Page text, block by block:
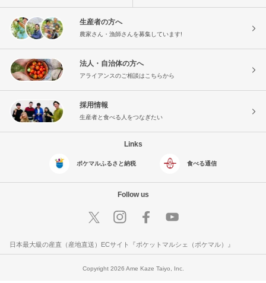
生産者の方へ
農家さん・漁師さんを募集しています!
法人・自治体の方へ
アライアンスのご相談はこちらから
採用情報
生産者と食べる人をつなぎたい
Links
ポケマルふるさと納税 食べる通信
Follow us
日本最大級の産直（産地直送）ECサイト『ポケットマルシェ（ポケマル）』
Copyright 2026 Ame Kaze Taiyo, Inc.